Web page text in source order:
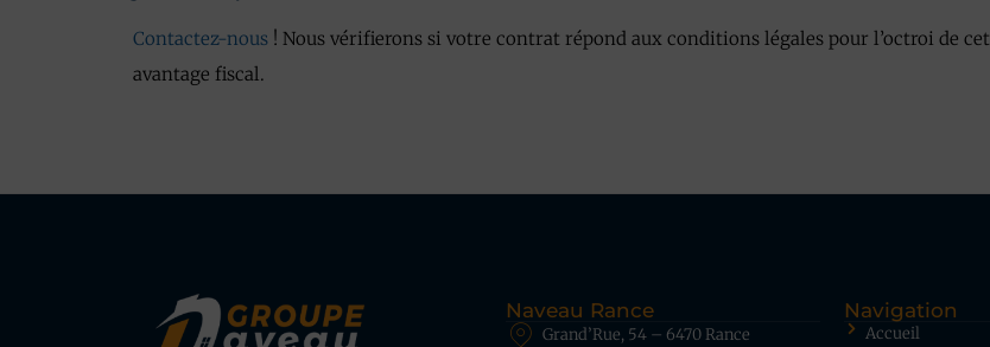
Contactez-nous ! Nous vérifierons si votre contrat répond aux conditions légales pour l’octroi de cet
avantage fiscal.
Naveau Rance
Grand’Rue, 54 – 6470 Rance
Navigation
Accueil